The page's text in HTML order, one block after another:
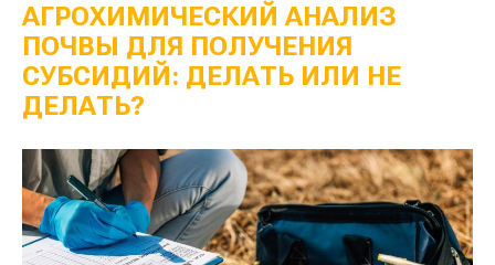
АГРОХИМИЧЕСКИЙ АНАЛИЗ
ПОЧВЫ ДЛЯ ПОЛУЧЕНИЯ
СУБСИДИЙ: ДЕЛАТЬ ИЛИ НЕ
ДЕЛАТЬ?